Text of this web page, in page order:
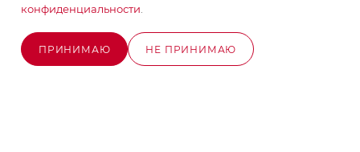
В КОРЗИНУ
г. Москва, Варшавское ш, вл. 248,
конфиденциальности
ПРИНИМАЮ НЕ ПРИНИМАЮ